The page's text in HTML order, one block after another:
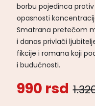
borbu pojedinca
opasnosti
Smatrana pretečom
i danas privlači
fikcije i romana koji
i budućnosti.
990 rsd